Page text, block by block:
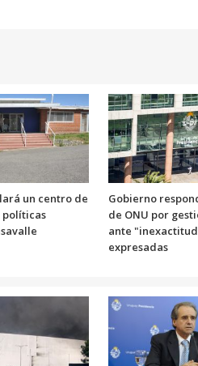
un centro de
Gobierno
de ONU por
ante
expresadas